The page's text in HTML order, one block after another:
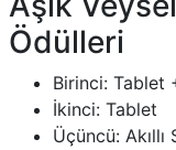
Ödülleri
Birinci: Tablet
İkinci: Tablet
Üçüncü: Akıllı